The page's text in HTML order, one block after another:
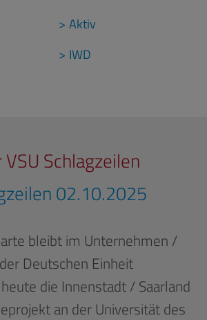
Aktiv
IWD
Schlagzeilen
02.10.2025
bleibt im Unternehmen /
Deutschen Einheit
die Innenstadt / Saarland
an der Universität des